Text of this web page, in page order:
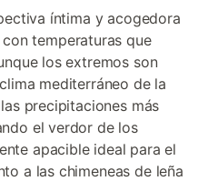
íntima y acogedora
con temperaturas que
los extremos son
mediterráneo de la
precipitaciones más
el verdor de los
apacible ideal para el
a las chimeneas de leña